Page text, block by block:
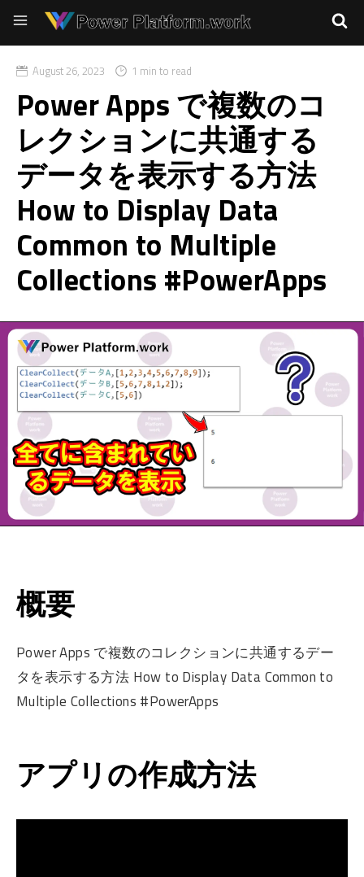
August 26, 2023 1 min to read
Power Apps で複数のコ
レクションに共通する
データを表示する方法
How to Display Data
Common to Multiple
Collections #PowerApps
概要
Power Apps で複数のコレクションに共通するデー
タを表示する方法 How to Display Data Common to
Multiple Collections #PowerApps
アプリの作成方法